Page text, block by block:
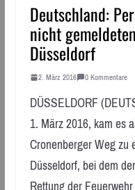
Deutschland:
nicht
Düsseldorf
2. März 2016 0 Kommentare
DÜSSELDORF
1. März 2016, kam es
Cronenberger Weg zu
Düsseldorf, bei dem